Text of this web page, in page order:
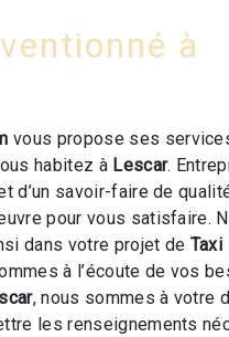
à
vous propose ses
habitez à Lescar.
d’un savoir-faire de
pour vous satisfaire.
dans votre projet de Taxi
à l’écoute de vos
, nous sommes à votre
les renseignements